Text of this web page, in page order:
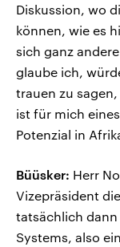
Diskussion, wo
können, wie es
sich ganz
glaube ich,
trauen zu
ist für mich
Potenzial in
Büüsker: Herr
Vizepräsident
tatsächlich
Systems, also